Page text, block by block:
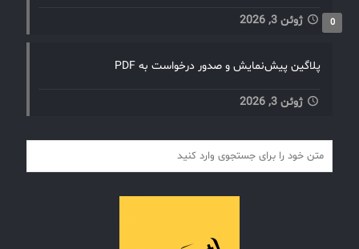
ژوئن 3, 2026 0
پلاگین پیش‌نمایش و صدور درخواست به PDF
ژوئن 3, 2026